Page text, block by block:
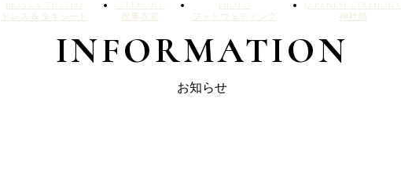
DRESS & TUXEDO
ドレス & タキシード
CEREMONY
祝事衣裳
PHOTO
フォトウェディング
JAPANESE CEREMONY
神社婚
INFORMATION
お知らせ